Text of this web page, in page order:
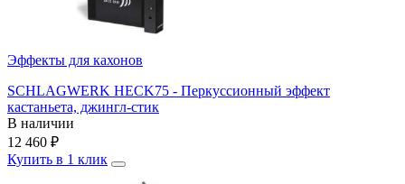
Эффекты для кахонов
SCHLAGWERK HECK75 - Перкуссионный эффект
кастаньета, джингл-стик
В наличии
12 460 ₽
Купить в 1 клик